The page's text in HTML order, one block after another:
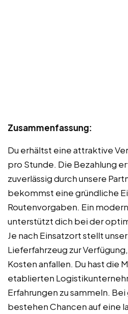
Zusammenfassung:
Du erhältst eine attraktive
pro Stunde. Die Bezahlung
zuverlässig durch unsere
bekommst eine gründliche
Routenvorgaben. Ein
unterstützt dich bei der
Je nach Einsatzort stellt
Lieferfahrzeug zur
Kosten anfallen. Du hast die
etablierten
Erfahrungen zu sammeln.
bestehen Chancen auf eine